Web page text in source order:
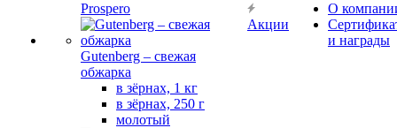
Prospero
Gutenberg – свежая
обжарка
в зёрнах, 1 кг
в зёрнах, 250 г
молотый
Акции
О
и награды